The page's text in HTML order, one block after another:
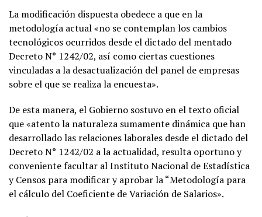
La modificación dispuesta obedece a que en la
metodología actual «no se contemplan los cambios
tecnológicos ocurridos desde el dictado del mentado
Decreto N° 1242/02, así como ciertas cuestiones
vinculadas a la desactualización del panel de empresas
sobre el que se realiza la encuesta».
De esta manera, el Gobierno sostuvo en el texto oficial
que «atento la naturaleza sumamente dinámica que han
desarrollado las relaciones laborales desde el dictado del
Decreto N° 1242/02 a la actualidad, resulta oportuno y
conveniente facultar al Instituto Nacional de Estadística
y Censos para modificar y aprobar la “Metodología para
el cálculo del Coeficiente de Variación de Salarios».